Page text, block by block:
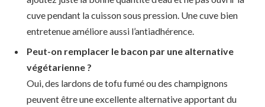
cuve pendant la cuisson sous pression. Une cuve bien
entretenue améliore aussi l’antiadhérence.
Peut-on remplacer le bacon par une alternative
végétarienne ?
Oui, des lardons de tofu fumé ou des champignons
peuvent être une excellente alternative apportant du